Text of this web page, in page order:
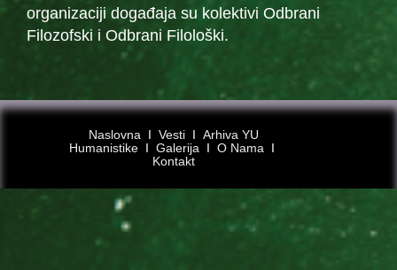
organizaciji događaja su kolektivi Odbrani
Filozofski i Odbrani Filološki.
Naslovna Ι Vesti Ι Arhiva YU
Humanistike Ι Galerija Ι O Nama
Ι
Kontakt